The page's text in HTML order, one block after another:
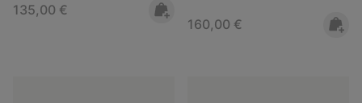
Regular price:
135,00 €
Regular price:
160,00 €